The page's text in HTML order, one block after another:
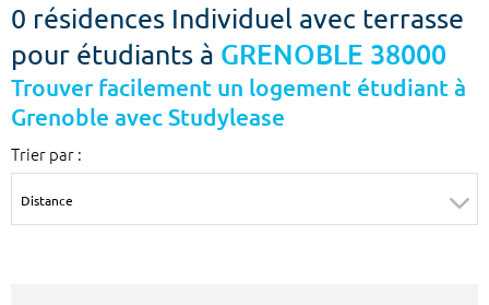
Ville, école
Budget min
€
Budget max
€
Surface min Surface max
0 résidences Individuel avec terrasse
pour étudiants à GRENOBLE 38000
Trouver facilement un logement étudiant à
Grenoble avec Studylease
Trier par :